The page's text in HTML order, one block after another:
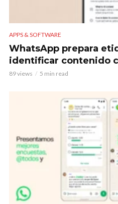
APPS & SOFTWARE
WhatsApp prepara
identificar contenido
89 views 5 min read